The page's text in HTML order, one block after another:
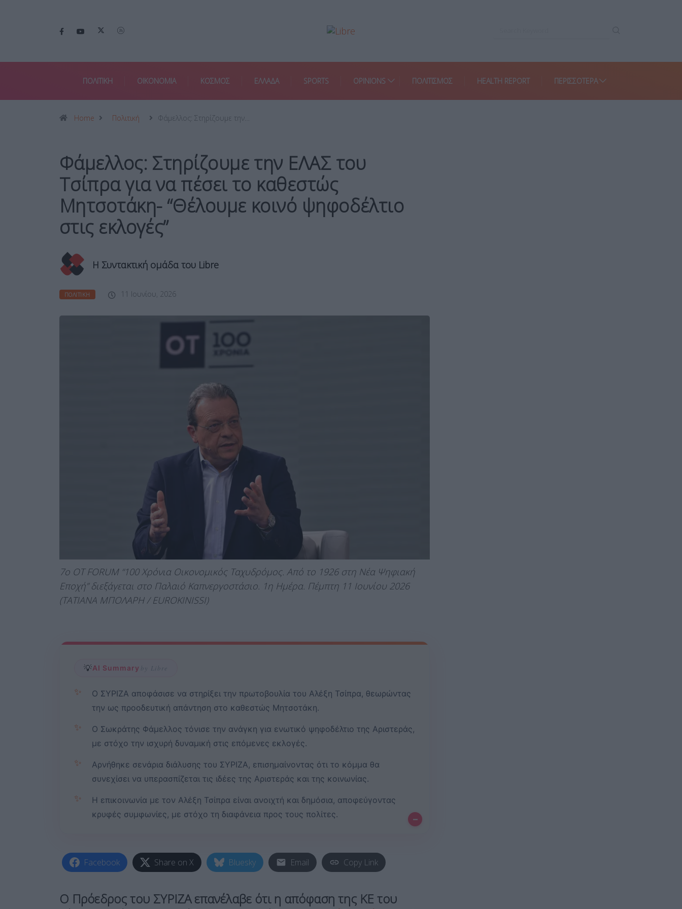
ΠΟΛΙΤΙΚΗ ΟΙΚΟΝΟΜΙΑ ΚΟΣΜΟΣ ΕΛΛΑΔΑ SPORTS OPINIONS ΠΟΛΙΤΙΣΜΟΣ HEALTH REPORT ΠΕΡΙΣΣΌΤΕΡΑ
Home Πολιτική Φάμελλος: Στηρίζουμε την…
Φάμελλος: Στηρίζουμε την ΕΛΑΣ του
Τσίπρα για να πέσει το καθεστώς
Μητσοτάκη- “Θέλουμε κοινό ψηφοδέλτιο
στις εκλογές”
Η Συντακτική ομάδα του Libre
ΠΟΛΙΤΙΚΉ 11 Ιουνίου, 2026
7ο ΟΤ FORUM “100 Χρόνια Οικονομικός Ταχυδρόμος. Από το 1926 στη Νέα Ψηφιακή
Εποχή” διεξάγεται στο Παλαιό Καπνεργοστάσιο. 1η Ημέρα. Πέμπτη 11 Ιουνίου 2026
(ΤΑΤΙΑΝΑ ΜΠΟΛΑΡΗ / EUROKINISSI)
💡AI Summary by Libre
✨
Ο ΣΥΡΙΖΑ αποφάσισε να στηρίξει την πρωτοβουλία του Αλέξη Τσίπρα, θεωρώντας
την ως προοδευτική απάντηση στο καθεστώς Μητσοτάκη.
✨
Ο Σωκράτης Φάμελλος τόνισε την ανάγκη για ενωτικό ψηφοδέλτιο της Αριστεράς,
με στόχο την ισχυρή δυναμική στις επόμενες εκλογές.
✨
Αρνήθηκε σενάρια διάλυσης του ΣΥΡΙΖΑ, επισημαίνοντας ότι το κόμμα θα
συνεχίσει να υπερασπίζεται τις ιδέες της Αριστεράς και της κοινωνίας.
✨
Η επικοινωνία με τον Αλέξη Τσίπρα είναι ανοιχτή και δημόσια, αποφεύγοντας
κρυφές συμφωνίες, με στόχο τη διαφάνεια προς τους πολίτες.
–
Facebook Share on X Bluesky Email Copy Link
Ο Πρόεδρος του ΣΥΡΙΖΑ επανέλαβε ότι η απόφαση της ΚΕ του